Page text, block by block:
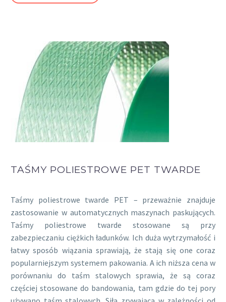
TAŚMY POLIESTROWE PET TWARDE
Taśmy poliestrowe twarde PET – przeważnie znajduje
zastosowanie w automatycznych maszynach paskujących.
Taśmy poliestrowe twarde stosowane są przy
zabezpieczaniu ciężkich ładunków. Ich duża wytrzymałość i
łatwy sposób wiązania sprawiają, że stają się one coraz
popularniejszym systemem pakowania. A ich niższa cena w
porównaniu do taśm stalowych sprawia, że są coraz
częściej stosowane do bandowania, tam gdzie do tej pory